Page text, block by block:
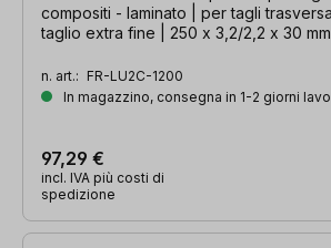
compositi - laminato | per tagli
taglio extra fine | 250 x 3,2/2,2 x 30
n. art.: FR-LU2C-1200
In magazzino, consegna in 1-2 giorni
97,29 €
incl. IVA più costi di
spedizione